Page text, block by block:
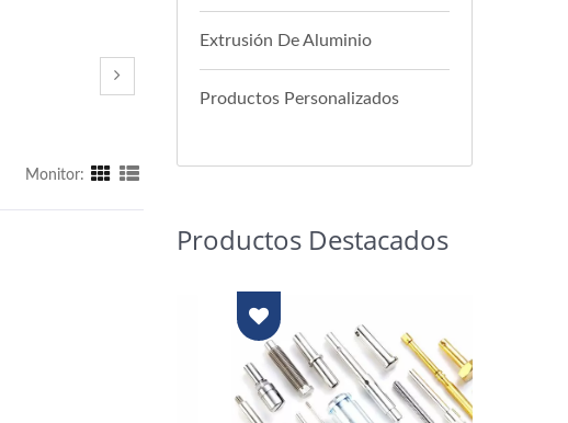
Monitor:
Extrusión De Aluminio
Productos Personalizados
Productos Destacados